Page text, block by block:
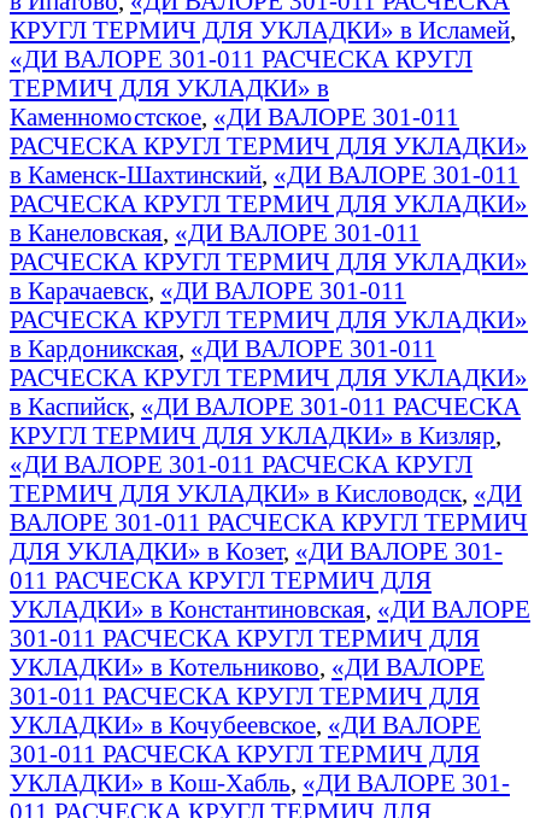
КРУГЛ ТЕРМИЧ ДЛЯ УКЛАДКИ» в Исламей,
«ДИ ВАЛОРЕ 301-011 РАСЧЕСКА КРУГЛ
ТЕРМИЧ ДЛЯ УКЛАДКИ» в
Каменномостское, «ДИ ВАЛОРЕ 301-011
РАСЧЕСКА КРУГЛ ТЕРМИЧ ДЛЯ УКЛАДКИ»
в Каменск-Шахтинский, «ДИ ВАЛОРЕ 301-011
РАСЧЕСКА КРУГЛ ТЕРМИЧ ДЛЯ УКЛАДКИ»
в Канеловская, «ДИ ВАЛОРЕ 301-011
РАСЧЕСКА КРУГЛ ТЕРМИЧ ДЛЯ УКЛАДКИ»
в Карачаевск, «ДИ ВАЛОРЕ 301-011
РАСЧЕСКА КРУГЛ ТЕРМИЧ ДЛЯ УКЛАДКИ»
в Кардоникская, «ДИ ВАЛОРЕ 301-011
РАСЧЕСКА КРУГЛ ТЕРМИЧ ДЛЯ УКЛАДКИ»
в Каспийск, «ДИ ВАЛОРЕ 301-011 РАСЧЕСКА
КРУГЛ ТЕРМИЧ ДЛЯ УКЛАДКИ» в Кизляр,
«ДИ ВАЛОРЕ 301-011 РАСЧЕСКА КРУГЛ
ТЕРМИЧ ДЛЯ УКЛАДКИ» в Кисловодск, «ДИ
ВАЛОРЕ 301-011 РАСЧЕСКА КРУГЛ ТЕРМИЧ
ДЛЯ УКЛАДКИ» в Козет, «ДИ ВАЛОРЕ 301-
011 РАСЧЕСКА КРУГЛ ТЕРМИЧ ДЛЯ
УКЛАДКИ» в Константиновская, «ДИ ВАЛОРЕ
301-011 РАСЧЕСКА КРУГЛ ТЕРМИЧ ДЛЯ
УКЛАДКИ» в Котельниково, «ДИ ВАЛОРЕ
301-011 РАСЧЕСКА КРУГЛ ТЕРМИЧ ДЛЯ
УКЛАДКИ» в Кочубеевское, «ДИ ВАЛОРЕ
301-011 РАСЧЕСКА КРУГЛ ТЕРМИЧ ДЛЯ
УКЛАДКИ» в Кош-Хабль, «ДИ ВАЛОРЕ 301-
011 РАСЧЕСКА КРУГЛ ТЕРМИЧ ДЛЯ